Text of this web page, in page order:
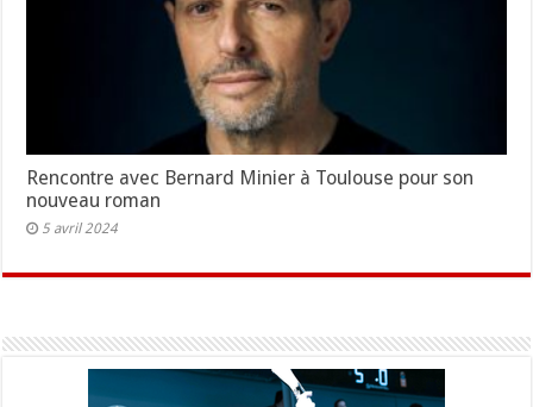
Rencontre avec Bernard Minier à Toulouse pour son
nouveau roman
5 avril 2024